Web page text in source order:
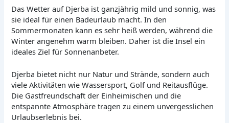
Das Wetter auf Djerba ist ganzjährig mild und sonnig, was
sie ideal für einen Badeurlaub macht. In den
Sommermonaten kann es sehr heiß werden, während die
Winter angenehm warm bleiben. Daher ist die Insel ein
ideales Ziel für Sonnenanbeter.
Djerba bietet nicht nur Natur und Strände, sondern auch
viele Aktivitäten wie Wassersport, Golf und Reitausflüge.
Die Gastfreundschaft der Einheimischen und die
entspannte Atmosphäre tragen zu einem unvergesslichen
Urlaubserlebnis bei.